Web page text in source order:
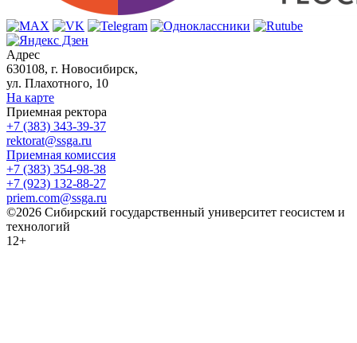
Адрес
630108, г. Новосибирск,
ул. Плахотного, 10
На карте
Приемная ректора
+7 (383) 343-39-37
rektorat@ssga.ru
Приемная комиссия
+7 (383) 354-98-38
+7 (923) 132-88-27
priem.com@ssga.ru
©2026 Сибирский государственный университет геосистем и
технологий
12+